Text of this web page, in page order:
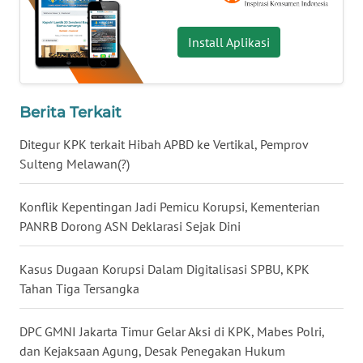
Install Aplikasi
Berita Terkait
Ditegur KPK terkait Hibah APBD ke Vertikal, Pemprov
Sulteng Melawan(?)
Konflik Kepentingan Jadi Pemicu Korupsi, Kementerian
PANRB Dorong ASN Deklarasi Sejak Dini
Kasus Dugaan Korupsi Dalam Digitalisasi SPBU, KPK
Tahan Tiga Tersangka
DPC GMNI Jakarta Timur Gelar Aksi di KPK, Mabes Polri,
dan Kejaksaan Agung, Desak Penegakan Hukum
WN
BABEL
WN
WN
SUMSEL
WN
BENGKULU
WN
LAMPUNG
JATENG